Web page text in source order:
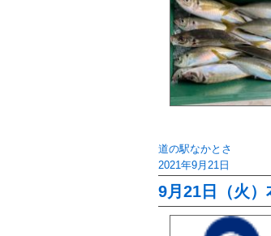
道の駅なかとさ
2021年9月21日
9月21日（火